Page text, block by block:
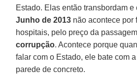
Estado. Elas então transbordam
Junho de 2013 não acontece por
hospitais, pelo preço da
corrupção. Acontece porque
falar com o Estado, ele bate com
parede de concreto.